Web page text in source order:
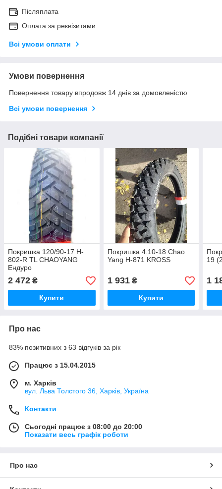
Післяплата
Оплата за реквізитами
Всі умови оплати
Умови повернення
Повернення товару впродовж 14 днів за домовленістю
Всі умови повернення
Подібні товари компанії
Покришка 120/90-17 H-
802-R TL CHAOYANG
Ендуро
2 472 ₴
Купити
Покришка 4.10-18 Chao
Yang H-871 KROSS
1 931₴
Купити
19
1
Про нас
83% позитивних з 63 відгуків за рік
Працює з 15.04.2015
м. Харків
вул. Льва Толстого 36, Харків, Україна
Контакти
Сьогодні працює з 08:00 до 20:00
Показати весь графік роботи
Про нас